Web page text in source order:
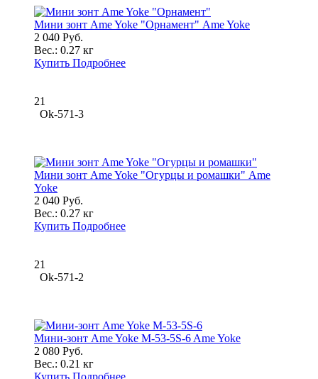
Мини зонт Ame Yoke "Орнамент" Ame Yoke
2 040 Руб.
Вес.: 0.27 кг
Купить Подробнее
21
Ok-571-3
Мини зонт Ame Yoke "Огурцы и ромашки" Ame
Yoke
2 040 Руб.
Вес.: 0.27 кг
Купить Подробнее
21
Ok-571-2
Мини-зонт Ame Yoke M-53-5S-6 Ame Yoke
2 080 Руб.
Вес.: 0.21 кг
Купить Подробнее